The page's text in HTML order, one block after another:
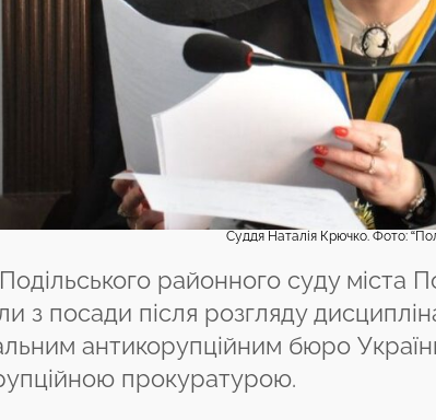
Суддя Наталія Крючко. Фото:
районного суду міста
з посади після розгляду
антикорупційним бюро
прокуратурою.